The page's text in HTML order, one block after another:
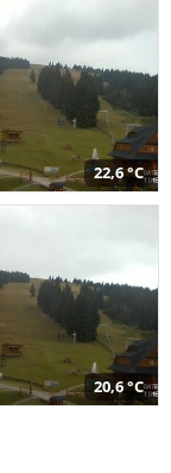
22,6 °C
20,6 °C